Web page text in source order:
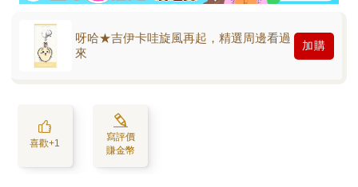
呀哈★吉伊卡哇旋風再起，精選周邊看過
來
加購
喜歡+1
寫評價
賺金幣